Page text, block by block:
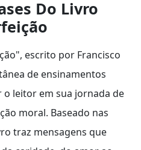
Do Livro
escrito por Francisco
de ensinamentos
leitor em sua jornada de
moral. Baseado nas
traz mensagens que